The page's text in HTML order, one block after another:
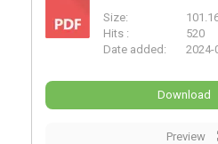
PDF
Size:
Hits :
520
Date added:
2024-
Download
Preview